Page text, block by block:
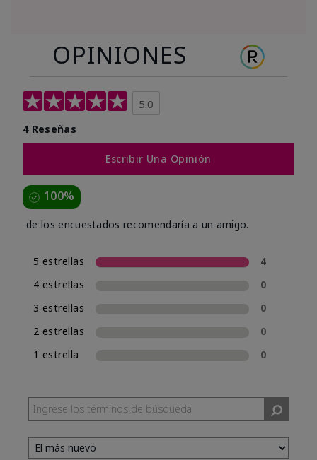
OPINIONES
5.0
4 Reseñas
Escribir Una Opinión
100%
de los encuestados recomendaría a un amigo.
5 estrellas
4
4 estrellas
0
3 estrellas
0
2 estrellas
0
1 estrella
0